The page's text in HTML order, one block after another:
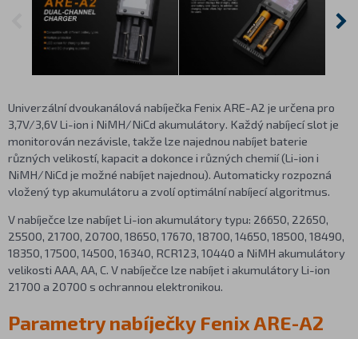
Univerzální dvoukanálová nabíječka Fenix ARE-A2 je určena pro
3,7V/3,6V Li-ion i NiMH/NiCd akumulátory. Každý nabíjecí slot je
monitorován nezávisle, takže lze najednou nabíjet baterie
různých velikostí, kapacit a dokonce i různých chemií (Li-ion i
NiMH/NiCd je možné nabíjet najednou). Automaticky rozpozná
vložený typ akumulátoru a zvolí optimální nabíjecí algoritmus.
V nabíječce lze nabíjet Li-ion akumulátory typu: 26650, 22650,
25500, 21700, 20700, 18650, 17670, 18700, 14650, 18500, 18490,
18350, 17500, 14500, 16340, RCR123, 10440 a NiMH akumulátory
velikosti AAA, AA, C. V nabíječce lze nabíjet i akumulátory Li-ion
21700 a 20700 s ochrannou elektronikou.
Parametry nabíječky Fenix ARE-A2